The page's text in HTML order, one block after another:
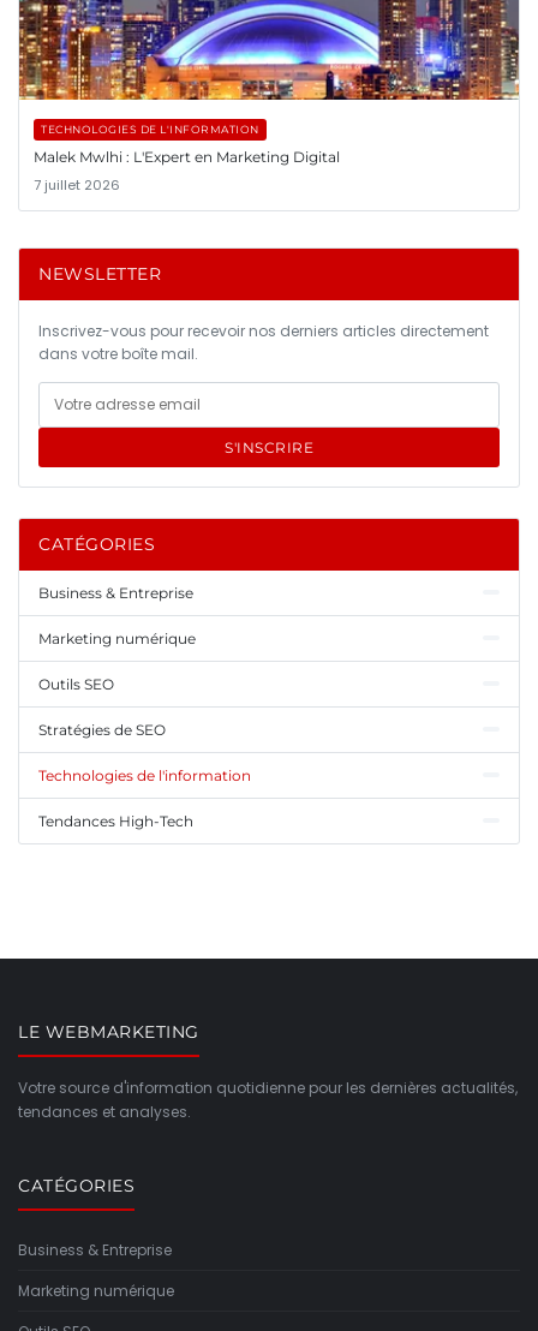
TECHNOLOGIES DE L'INFORMATION
Malek Mwlhi : L'Expert en Marketing Digital
7 juillet 2026
NEWSLETTER
Inscrivez-vous pour recevoir nos derniers articles directement
dans votre boîte mail.
S'INSCRIRE
CATÉGORIES
Business & Entreprise
Marketing numérique
Outils SEO
Stratégies de SEO
Technologies de l'information
Tendances High-Tech
LE WEBMARKETING
Votre source d'information quotidienne pour les dernières actualités,
tendances et analyses.
CATÉGORIES
Business & Entreprise
Marketing numérique